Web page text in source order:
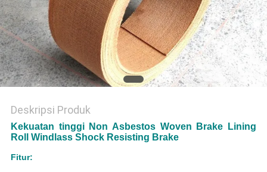
Deskripsi Produk
Kekuatan tinggi Non Asbestos Woven Brake Lining
Roll Windlass Shock Resisting Brake
Fitur: